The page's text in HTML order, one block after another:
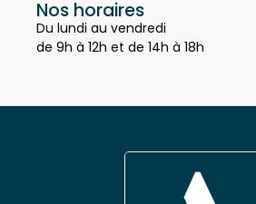
Nos horaires
Du lundi au vendredi